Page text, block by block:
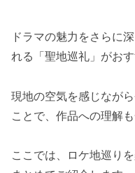
ドラマの魅力をさらに
れる「聖地巡礼」がおす
現地の空気を感じなが
ことで、作品への理解
ここでは、ロケ地巡り